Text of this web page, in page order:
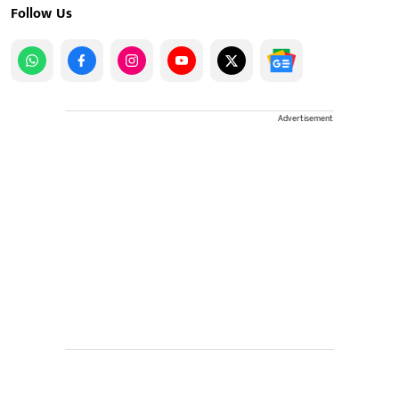
Follow Us
Advertisement